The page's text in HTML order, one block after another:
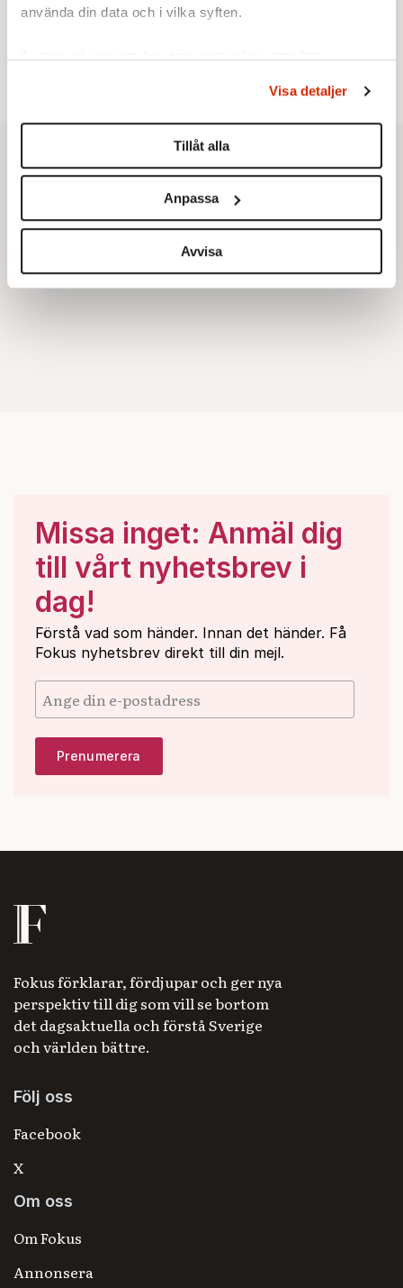
använda din data och i vilka syften.
Du kan ändra eller dra tillbaka ditt samtycke när som
helst från cookie-förklaringen.
Vi använder enhetsidentifierare för att anpassa innehållet
för sociala medier och analysera vår trafik. Vi
vidarebefordrar även sådana identifierare och annan
information från din enhet till de sociala medier och
annons- och analysföretag som vi samarbetar med.
Dessa kan i sin tur kombinera informationen med annan
Visa detaljer
Tillåt alla
Anpassa
Avvisa
5.Därför liknar Putin både tsaren och Stalin
6.Christoffer Jonsson:Inte nu igen, Vänsterpartiet!
Missa inget: Anmäl dig
till vårt nyhetsbrev i
dag!
Förstå vad som händer. Innan det händer. Få
Fokus nyhetsbrev direkt till din mejl.
Fokus förklarar, fördjupar och ger nya
perspektiv till dig som vill se bortom
det dagsaktuella och förstå Sverige
och världen bättre.
Följ oss
Facebook
X
Om oss
Om Fokus
Annonsera